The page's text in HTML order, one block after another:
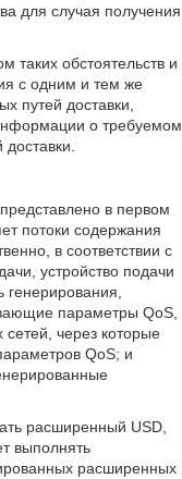
для случая получения
таких обстоятельств и
с одним и тем же
путей доставки,
о требуемом
в первом
потоки содержания
в соответствии с
устройство подачи
параметры QoS,
через которые
QoS; и
расширенный USD,
выполнять
расширенных